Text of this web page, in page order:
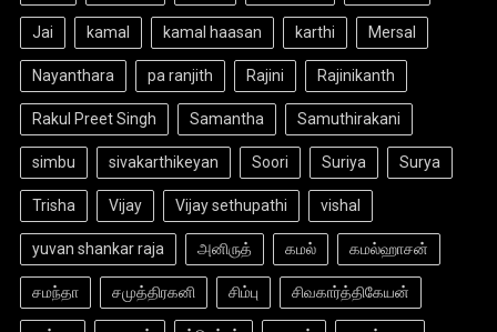
Jai kamal kamal haasan karthi Mersal
Nayanthara pa ranjith Rajini Rajinikanth
Rakul Preet Singh Samantha Samuthirakani
simbu sivakarthikeyan Soori Suriya Surya
Trisha Vijay Vijay sethupathi vishal
yuvan shankar raja அனிருத் கமல் கமல்ஹாசன்
சமந்தா சமுத்திரகனி சிம்பு சிவகார்த்திகேயன்